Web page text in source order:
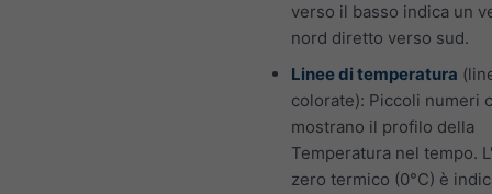
verso il basso indica un
nord diretto verso sud.
Linee di temperatura
colorate): Piccoli numeri
mostrano il profilo della
Temperatura nel tempo.
zero termico (0°C) è